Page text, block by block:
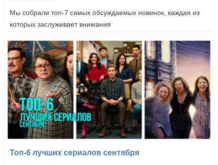
Мы собрали топ-7 самых обсуждаемых новинок, каждая из
которых заслуживает внимания
Топ-6 лучших сериалов сентября